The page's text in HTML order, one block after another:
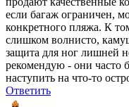
если багаж ограничен,
конкретного пляжа. К
слишком волнисто,
защита для ног лишней
рекомендую - они часто
наступить на что-то
Ответить